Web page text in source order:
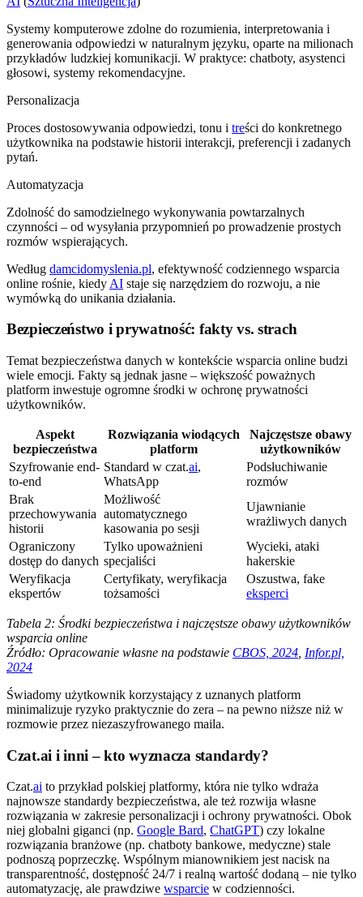
Systemy komputerowe zdolne do rozumienia, interpretowania i
generowania odpowiedzi w naturalnym języku, oparte na milionach
przykładów ludzkiej komunikacji. W praktyce: chatboty, asystenci
głosowi, systemy rekomendacyjne.
Personalizacja
Proces dostosowywania odpowiedzi, tonu i treści do konkretnego
użytkownika na podstawie historii interakcji, preferencji i zadanych
pytań.
Automatyzacja
Zdolność do samodzielnego wykonywania powtarzalnych
czynności – od wysyłania przypomnień po prowadzenie prostych
rozmów wspierających.
Według damcidomyslenia.pl, efektywność codziennego wsparcia
online rośnie, kiedy AI staje się narzędziem do rozwoju, a nie
wymówką do unikania działania.
Bezpieczeństwo i prywatność: fakty vs. strach
Temat bezpieczeństwa danych w kontekście wsparcia online budzi
wiele emocji. Fakty są jednak jasne – większość poważnych
platform inwestuje ogromne środki w ochronę prywatności
użytkowników.
Aspekt
bezpieczeństwa
Rozwiązania wiodących
platform
Najczęstsze obawy
użytkowników
Szyfrowanie end-
to-end
Standard w czat.ai,
WhatsApp
Podsłuchiwanie
rozmów
Brak
przechowywania
historii
Możliwość
automatycznego
kasowania po sesji
Ujawnianie
wrażliwych danych
Ograniczony
dostęp do danych
Tylko upoważnieni
specjaliści
Wycieki, ataki
hakerskie
Weryfikacja
ekspertów
Certyfikaty, weryfikacja
tożsamości
Oszustwa, fake
eksperci
Tabela 2: Środki bezpieczeństwa i najczęstsze obawy użytkowników
wsparcia online
Źródło: Opracowanie własne na podstawie CBOS, 2024 Infor.pl,
2024
Świadomy użytkownik korzystający z uznanych platform
minimalizuje ryzyko praktycznie do zera – na pewno niższe niż w
rozmowie przez niezaszyfrowanego maila.
Czat.ai i inni – kto wyznacza standardy?
Czat.ai to przykład polskiej platformy, która nie tylko wdraża
najnowsze standardy bezpieczeństwa, ale też rozwija własne
rozwiązania w zakresie personalizacji i ochrony prywatności. Obok
niej globalni giganci (np. Google Bard, ChatGPT) czy lokalne
rozwiązania branżowe (np. chatboty bankowe, medyczne) stale
podnoszą poprzeczkę. Wspólnym mianownikiem jest nacisk na
transparentność, dostępność 24/7 i realną wartość dodaną – nie tylko
automatyzację, ale prawdziwe wsparcie w codzienności.